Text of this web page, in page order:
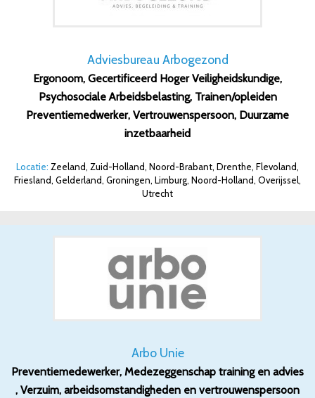
Adviesbureau Arbogezond
Ergonoom, Gecertificeerd Hoger Veiligheidskundige,
Psychosociale Arbeidsbelasting, Trainen/opleiden
Preventiemedwerker, Vertrouwenspersoon, Duurzame
inzetbaarheid
Locatie: Zeeland, Zuid-Holland, Noord-Brabant, Drenthe, Flevoland,
Friesland, Gelderland, Groningen, Limburg, Noord-Holland, Overijssel,
Utrecht
Arbo Unie
Preventiemedewerker, Medezeggenschap training en advies
, Verzuim, arbeidsomstandigheden en vertrouwenspersoon